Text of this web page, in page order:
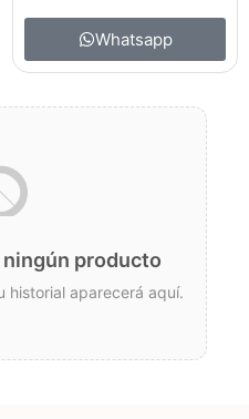
Whatsapp
producto
historial aparecerá aquí.